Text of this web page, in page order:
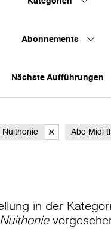
Abonnements
Nächste Aufführungen
Nuithonie Abo Midi
in der
Nuithonie